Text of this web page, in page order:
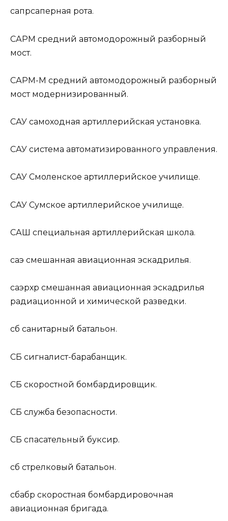
сапрсаперная рота.
САРМ средний автомодорожный разборный
мост.
САРМ-М средний автомодорожный разборный
мост модернизированный.
САУ самоходная артиллерийская установка.
САУ система автоматизированного управления.
САУ Смоленское артиллерийское училище.
САУ Сумское артиллерийское училище.
САШ специальная артиллерийская школа.
саэ смешанная авиационная эскадрилья.
саэрхр смешанная авиационная эскадрилья
радиационной и химической разведки.
сб санитарный батальон.
СБ сигналист-барабанщик.
СБ скоростной бомбардировщик.
СБ служба безопасности.
СБ спасательный буксир.
сб стрелковый батальон.
сбабр скоростная бомбардировочная
авиационная бригада.